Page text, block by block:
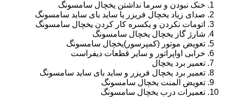
خنک نبودن و سرما نداشتن یخچال سامسونگ
صدای زیاد یخچال فریزر یا ساید بای ساید سامسونگ
اتومات نکردن و یکسره کار کردن یخچال سامسونگ
شارژ گاز یخچال یخچال سامسونگ
تعویض موتور (کمپرسور)یخچال سامسونگ
خرابی اواپراتور و سایر قطعات دیفراست
تعمیر برد یخچال
تعمیر برد یخچال فریزر و ساید بای ساید سامسونگ
تعویض المنت یخچال سامسونگ
تعمیرات درب یخچال سامسونگ